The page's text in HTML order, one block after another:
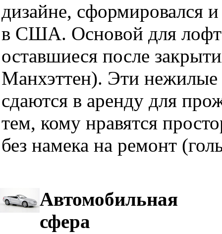
дизайне, сформировался
в США. Основой для
оставшиеся после
Манхэттен). Эти нежилые
сдаются в аренду для
тем, кому нравятся
без намека на ремонт
Автомобильная
сфера